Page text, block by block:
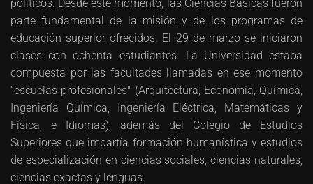
políticos. Desde este momento, las Ciencias Básicas fueron
parte fundamental de la misión y de los programas de
educación superior ofrecidos. El 29 de marzo se iniciaron
clases con ochenta estudiantes. La Universidad estaba
compuesta por las facultades llamadas en ese momento
“escuelas profesionales" (Arquitectura, Economía, Química,
Ingeniería Química, Ingeniería Eléctrica, Matemáticas y
Física, e Idiomas); además del Colegio de Estudios
Superiores que impartía formación humanística y estudios
de especialización en ciencias sociales, ciencias naturales,
ciencias exactas y lenguas.